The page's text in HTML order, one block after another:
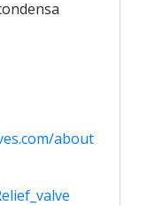
about